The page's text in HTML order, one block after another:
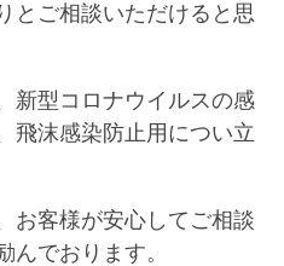
とご相談いただけると思
新型コロナウイルスの感
飛沫感染防止用につい立
お客様が安心してご相談
んでおります。